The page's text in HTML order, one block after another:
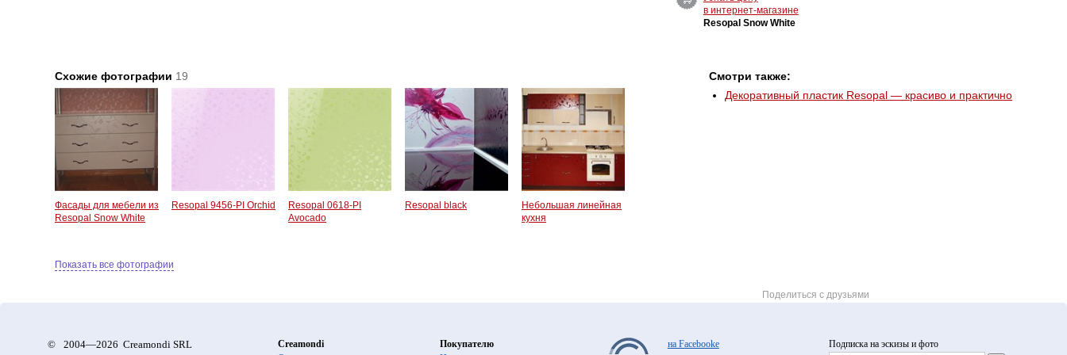
в интернет-магазине
Resopal Snow White
Схожие фотографии 19
Фасады для мебели из
Resopal Snow White
Resopal 9456-PI Orchid
Resopal 0618-PI
Avocado
Resopal black
Небольшая линейная
кухня
Показать все фотографии
Смотри также:
Декоративный пластик Resopal — красиво и практично
Поделиться с друзьями
© 2004—2026 Creamondi SRL
Creamondi
Покупателю
на Facebooke Подписка на эскизы и фото